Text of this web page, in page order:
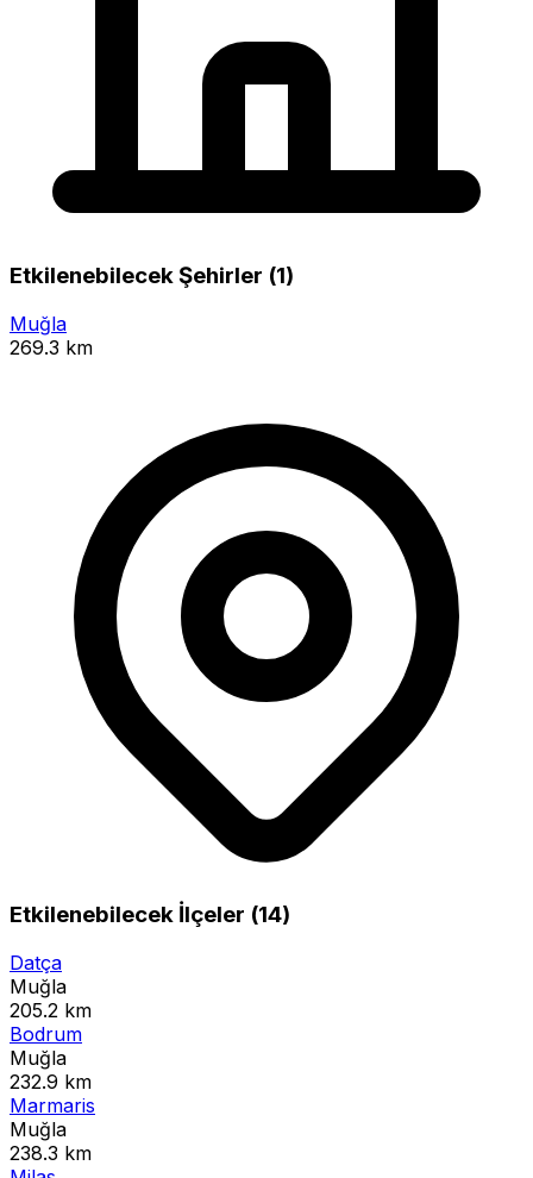
Etkilenebilecek Şehirler (1)
Muğla
269.3 km
Etkilenebilecek İlçeler (14)
Datça
Muğla
205.2 km
Bodrum
Muğla
232.9 km
Marmaris
Muğla
238.3 km